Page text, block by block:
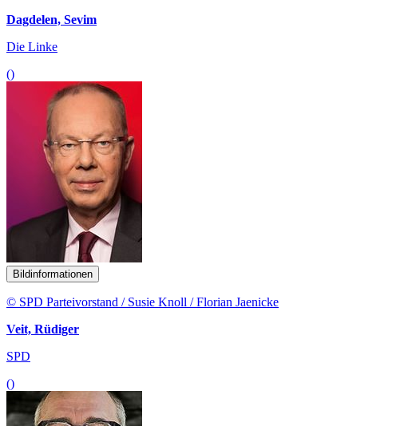
Dagdelen, Sevim
Die Linke
()
Bildinformationen
© SPD Parteivorstand / Susie Knoll / Florian Jaenicke
Veit, Rüdiger
SPD
()